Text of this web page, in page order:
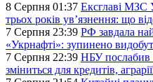
8 Серпня 01:37 Ексглаві МЗС
трьох років ув’язнення: що
7 Серпня 23:39 РФ завдала
«Укрнафті»: зупинено
7 Серпня 22:39 НБУ послабив
зміниться для кредитів,